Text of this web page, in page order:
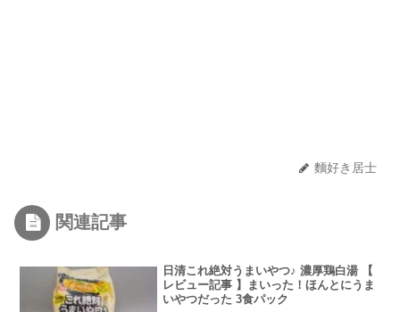
麵好き居士
関連記事
日清これ絶対うまいやつ♪ 濃厚鶏白湯 【
レビュー記事 】まいった！ほんとにうま
いやつだった 3食パック